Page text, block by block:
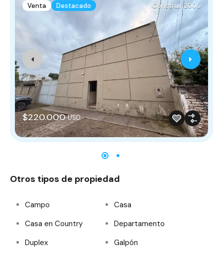
Venta Destacado Construir 2005
$220.000 USD
Otros tipos de propiedad
Campo
Casa
Casa en Country
Departamento
Duplex
Galpón